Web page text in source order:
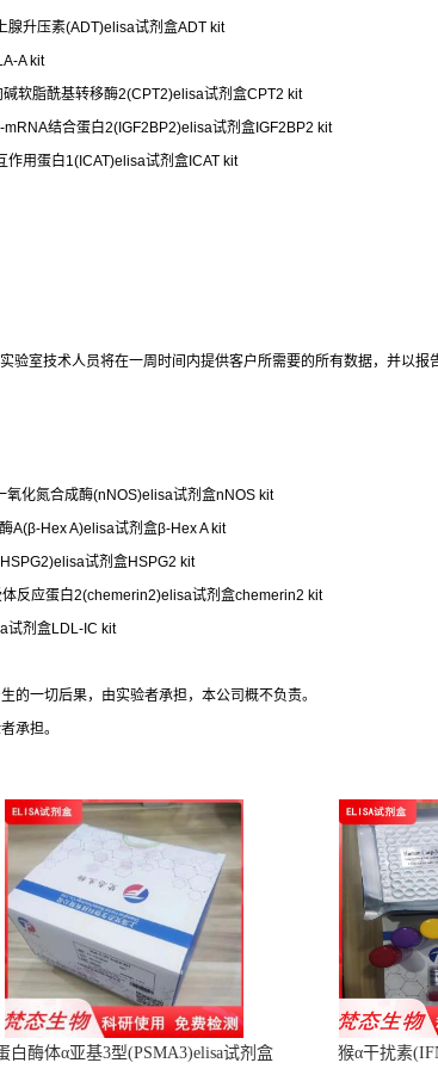
腺升压素(ADT)elisa试剂盒ADT kit
A kit
软脂酰基转移酶2(CPT2)elisa试剂盒CPT2 kit
结合蛋白2(IGF2BP2)elisa试剂盒IGF2BP2 kit
用蛋白1(ICAT)elisa试剂盒ICAT kit
验室技术人员将在一周时间内提供客户所需要的所有数据，并以
化氮合成酶(nNOS)elisa试剂盒nNOS kit
A(β-Hex A)elisa试剂盒β-Hex A kit
试剂盒HSPG2 kit
反应蛋白2(chemerin2)elisa试剂盒chemerin2 kit
试剂盒LDL-IC kit
的一切后果，由实验者承担，本公司概不负责。
承担。
白酶体α亚基3型(PSMA3)elisa试剂盒 猴α干扰素